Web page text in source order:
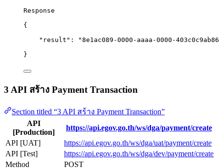
Response
{
"result" : "8e1ac089-0000-aaaa-0000-
}
3 API สร้าง Payment Transaction
Section titled “3 API สร้าง Payment Transaction”
API
[Production]
https://api.egov.go.th/ws/dga/payment/create
API [UAT]
https://api.egov.go.th/ws/dga/uat/payment/create
API [Test]
https://api.egov.go.th/ws/dga/dev/payment/create
Method
POST